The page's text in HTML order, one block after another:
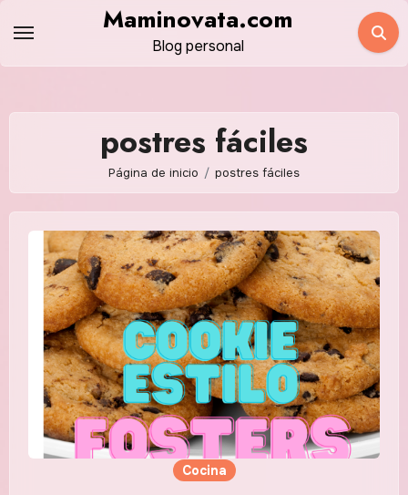
contenido
Maminovata.com
Blog personal
postres fáciles
Página de inicio postres fáciles
Cocina